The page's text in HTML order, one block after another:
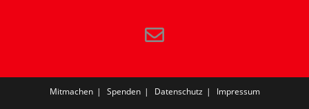
Mitmachen Spenden Datenschutz Impressum